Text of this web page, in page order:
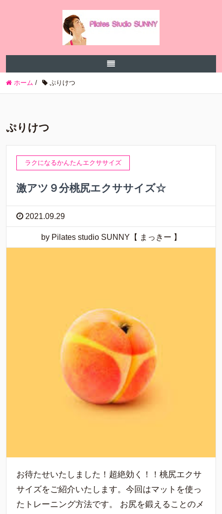
ホーム / ぷりけつ
ぷりけつ
ラクになるかんたんエクササイズ
激アツ９分桃尻エクササイズ☆
2021.09.29
by Pilates studio SUNNY【 まっきー 】
お待たせいたしました！超絶効く！！桃尻エクサ
サイズをご紹介いたします。今回はマットを使っ
たトレーニング方法です。 お尻を鍛えることのメ